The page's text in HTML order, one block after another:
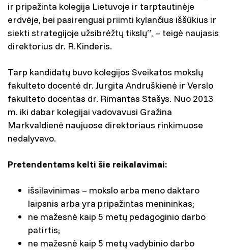
ir pripažinta kolegija Lietuvoje ir tarptautinėje
erdvėje, bei pasirengusi priimti kylančius iššūkius ir
siekti strategijoje užsibrėžtų tikslų“, – teigė naujasis
direktorius dr. R.Kinderis.
Tarp kandidatų buvo kolegijos Sveikatos mokslų
fakulteto docentė dr. Jurgita Andruškienė ir Verslo
fakulteto docentas dr. Rimantas Stašys. Nuo 2013
m. iki dabar kolegijai vadovavusi Gražina
Markvaldienė naujuose direktoriaus rinkimuose
nedalyvavo.
Pretendentams kelti šie reikalavimai:
išsilavinimas – mokslo arba meno daktaro
laipsnis arba yra pripažintas menininkas;
ne mažesnė kaip 5 metų pedagoginio darbo
patirtis;
ne mažesnė kaip 5 metų vadybinio darbo